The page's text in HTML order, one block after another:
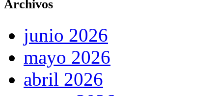
Archivos
junio 2026
mayo 2026
abril 2026